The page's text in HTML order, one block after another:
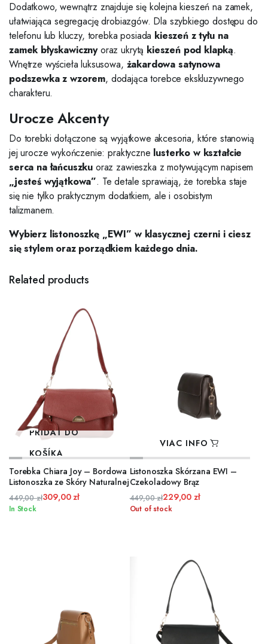
Dodatkowo, wewnątrz znajduje się kolejna kieszeń na zamek,
ułatwiająca segregację drobiazgów. Dla szybkiego dostępu do
telefonu lub kluczy, torebka posiada kieszeń z tyłu na
zamek błyskawicznyoraz ukrytą kieszeń pod klapką.
Wnętrze wyścieła luksusowa, żakardowa satynowa
podszewka z wzorem, dodająca torebce ekskluzywnego
charakteru.
Urocze Akcenty
Do torebki dołączone są wyjątkowe akcesoria, które stanowią
jej urocze wykończenie: praktyczne lusterko w kształcie
serca na łańcuszku oraz zawieszka z motywującym napisem
„jesteś wyjątkowa”. Te detale sprawiają, że torebka staje
się nie tylko praktycznym dodatkiem, ale i osobistym
talizmanem.
Wybierz listonoszkę „EWI” w klasycznej czerni i ciesz
się stylem oraz porządkiem każdego dnia.
Related products
PRIDAŤ DO
KOŠÍKA
Torebka Chiara Joy – Bordowa
Listonoszka ze Skóry Naturalnej
449,00zł
Pôvodná
309,00zł
Aktuálna
In Stock
VIAC INFO
Listonoszka Skórzana EWI –
Czekoladowy Brąz
449,00zł
Pôvodná
229,00 zł
Aktuálna
Out of stock